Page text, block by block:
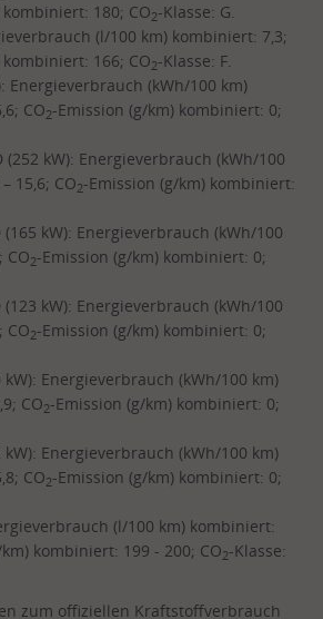
180; CO2-Klasse: G.
(l/100 km) kombiniert: 7,3;
166; CO2-Klasse: F.
Energieverbrauch (kWh/100 km)
CO2-Emission (g/km) kombiniert: 0;
(252 kW): Energieverbrauch (kWh/100
15,6; CO2-Emission (g/km) kombiniert:
(165 kW): Energieverbrauch (kWh/100
CO2-Emission (g/km) kombiniert: 0;
(123 kW): Energieverbrauch (kWh/100
CO2-Emission (g/km) kombiniert: 0;
kW): Energieverbrauch (kWh/100 km)
CO2-Emission (g/km) kombiniert: 0;
kW): Energieverbrauch (kWh/100 km)
CO2-Emission (g/km) kombiniert: 0;
(l/100 km) kombiniert:
kombiniert: 199 - 200; CO2-Klasse:
zum offiziellen Kraftstoffverbrauch